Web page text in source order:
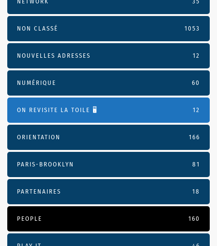
NON CLASSÉ 1053
NOUVELLES ADRESSES 12
NUMÉRIQUE 60
ON REVISITE LA TOILE 🖥️ 12
ORIENTATION 166
PARIS-BROOKLYN 81
PARTENAIRES 18
PEOPLE 160